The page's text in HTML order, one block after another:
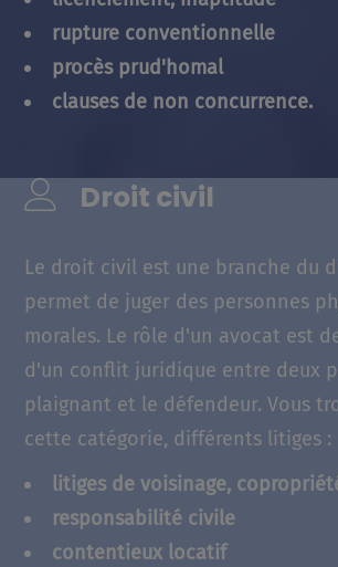
rupture conventionnelle
procès prud'homal
clauses de non concurrence.
Droit civil
Le droit civil est une branche du
permet de juger des personnes
morales. Le rôle d'un avocat est
d'un conflit juridique entre deux
plaignant et le défendeur. Vous
cette catégorie, différents litiges :
litiges de voisinage,
responsabilité civile
contentieux locatif